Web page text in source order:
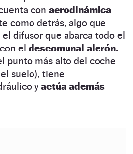
con aerodinámica
como detrás, algo que
difusor que abarca todo el
el descomunal alerón.
punto más alto del coche
suelo), tiene
yactúa además